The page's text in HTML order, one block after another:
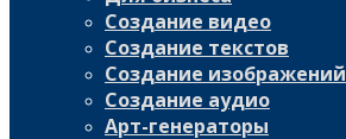
Создание видео
Создание текстов
Создание изображений
Создание аудио
Арт-генераторы